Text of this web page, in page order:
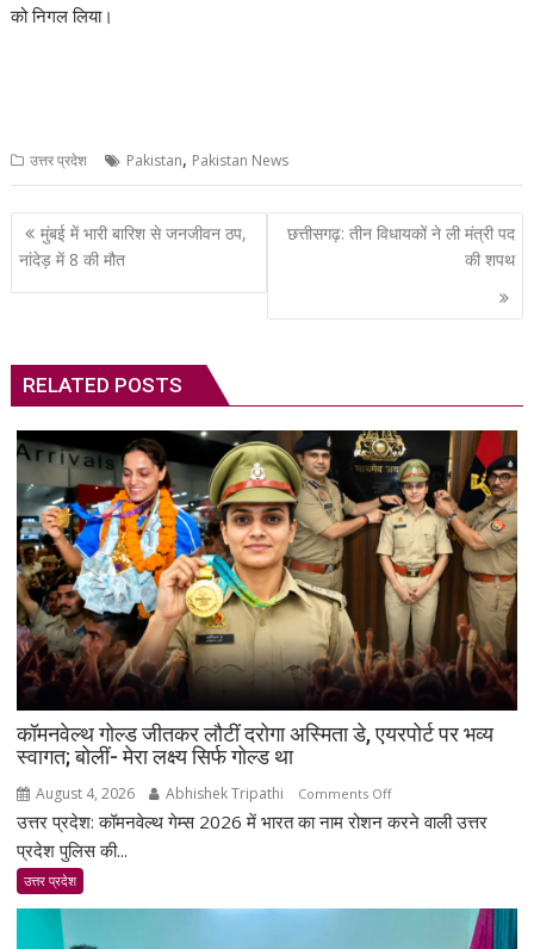
को निगल लिया।
उत्तर प्रदेश Pakistan, Pakistan News
Post
navigation
मुंबई में भारी बारिश से जनजीवन ठप,
नांदेड़ में 8 की मौत
छत्तीसगढ़: तीन विधायकों ने ली मंत्री पद
की शपथ
RELATED POSTS
कॉमनवेल्थ गोल्ड जीतकर लौटीं दरोगा अस्मिता डे, एयरपोर्ट पर भव्य
स्वागत; बोलीं- मेरा लक्ष्य सिर्फ गोल्ड था
August 4, 2026 Abhishek Tripathi Comments Offon
कॉमनवेल्थ
उत्तर प्रदेश: कॉमनवेल्थ गेम्स 2026 में भारत का नाम रोशन करने वाली उत्तर
प्रदेश पुलिस की...
उत्तर प्रदेश